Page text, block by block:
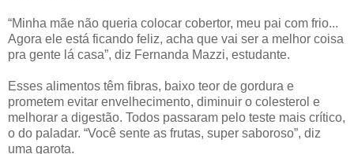
“Minha mãe não queria colocar cobertor, meu pai com frio...
Agora ele está ficando feliz, acha que vai ser a melhor coisa
pra gente lá casa”, diz Fernanda Mazzi, estudante.
Esses alimentos têm fibras, baixo teor de gordura e
prometem evitar envelhecimento, diminuir o colesterol e
melhorar a digestão. Todos passaram pelo teste mais crítico,
o do paladar. “Você sente as frutas, super saboroso”, diz
uma garota.